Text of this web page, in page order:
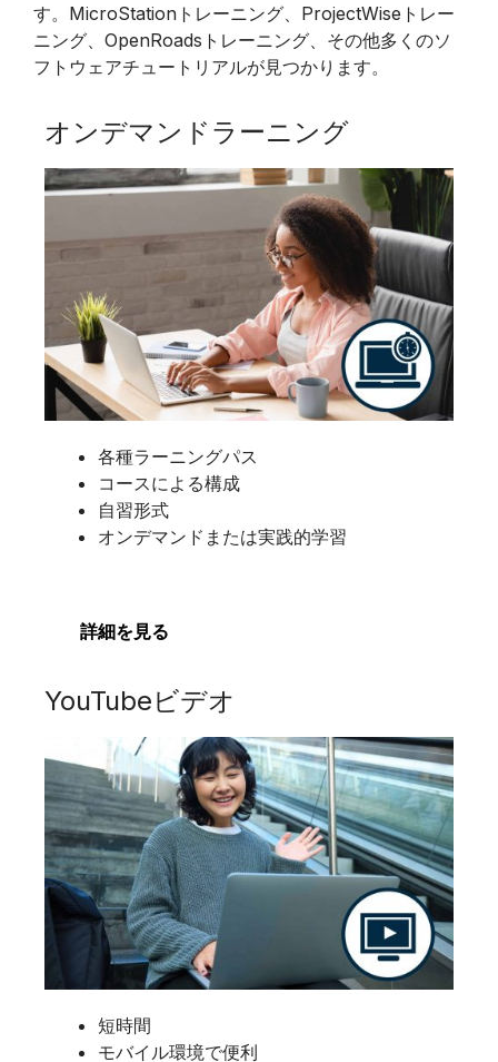
す。MicroStationトレーニング、ProjectWiseトレー
ニング、OpenRoadsトレーニング、その他多くのソ
フトウェアチュートリアルが見つかります。
オンデマンドラーニング
各種ラーニングパス
コースによる構成
自習形式
オンデマンドまたは実践的学習
詳細を見る
YouTubeビデオ
短時間
モバイル環境で便利